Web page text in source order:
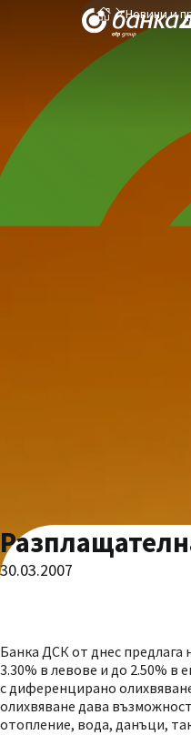
Новини и
30.03.2007
Банка ДСК от днес предлага
3.30% в левове и до 2.50% в
с диференцирано
олихвяване дава
отопление, вода, данъци,